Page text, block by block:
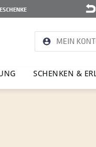
MEIN
SCHENKEN &